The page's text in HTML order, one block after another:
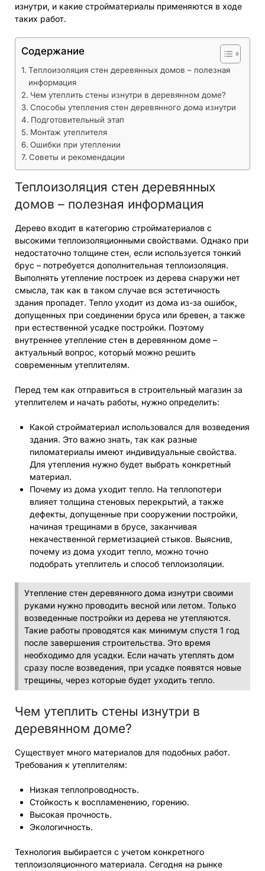
изнутри, и какие стройматериалы применяются в ходе
таких работ.
Содержание
Теплоизоляция стен деревянных домов – полезная
информация
Чем утеплить стены изнутри в деревянном доме?
Способы утепления стен деревянного дома изнутри
Подготовительный этап
Монтаж утеплителя
Ошибки при утеплении
Советы и рекомендации
Теплоизоляция стен деревянных
домов – полезная информация
Дерево входит в категорию стройматериалов с
высокими теплоизоляционными свойствами. Однако при
недостаточно толщине стен, если используется тонкий
брус – потребуется дополнительная теплоизоляция.
Выполнять утепление построек из дерева снаружи нет
смысла, так как в таком случае вся эстетичность
здания пропадет. Тепло уходит из дома из-за ошибок,
допущенных при соединении бруса или бревен, а также
при естественной усадке постройки. Поэтому
внутреннее утепление стен в деревянном доме –
актуальный вопрос, который можно решить
современным утеплителям.
Перед тем как отправиться в строительный магазин за
утеплителем и начать работы, нужно определить:
Какой стройматериал использовался для возведения
здания. Это важно знать, так как разные
пиломатериалы имеют индивидуальные свойства.
Для утепления нужно будет выбрать конкретный
материал.
Почему из дома уходит тепло. На теплопотери
влияет толщина стеновых перекрытий, а также
дефекты, допущенные при сооружении постройки,
начиная трещинами в брусе, заканчивая
некачественной герметизацией стыков. Выяснив,
почему из дома уходит тепло, можно точно
подобрать утеплитель и способ теплоизоляции.
Утепление стен деревянного дома изнутри своими
руками нужно проводить весной или летом. Только
возведенные постройки из дерева не утепляются.
Такие работы проводятся как минимум спустя 1 год
после завершения строительства. Это время
необходимо для усадки. Если начать утеплять дом
сразу после возведения, при усадке появятся новые
трещины, через которые будет уходить тепло.
Чем утеплить стены изнутри в
деревянном доме?
Существует много материалов для подобных работ.
Требования к утеплителям:
Низкая теплопроводность.
Стойкость к воспламенению, горению.
Высокая прочность.
Экологичность.
Технология выбирается с учетом конкретного
теплоизоляционного материала. Сегодня на рынке